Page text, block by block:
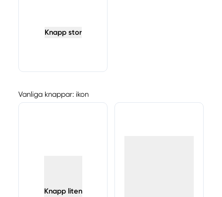
Knapp stor
Vanliga knappar: ikon
Knapp liten